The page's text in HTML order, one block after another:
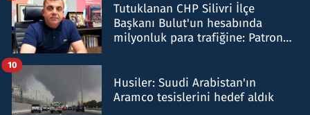
Tutuklanan CHP Silivri İlçe
Başkanı Bulut'un hesabında
milyonluk para trafiğine: Patron
Husiler: Suudi Arabistan'ın
Aramco tesislerini hedef aldık
10